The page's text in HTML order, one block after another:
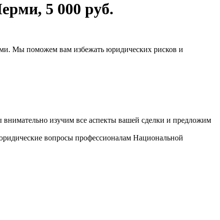
, 5 000 руб.
Мы поможем вам избежать юридических рисков и
изучим все аспекты вашей сделки и предложим
вопросы профессионалам Национальной